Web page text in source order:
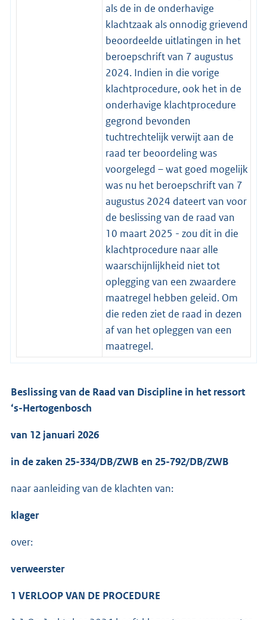
als de in de onderhavige
klachtzaak als onnodig grievend
beoordeelde uitlatingen in het
beroepschrift van 7 augustus
2024. Indien in die vorige
klachtprocedure, ook het in de
onderhavige klachtprocedure
gegrond bevonden
tuchtrechtelijk verwijt aan de
raad ter beoordeling was
voorgelegd – wat goed mogelijk
was nu het beroepschrift van 7
augustus 2024 dateert van voor
de beslissing van de raad van
10 maart 2025 - zou dit in die
klachtprocedure naar alle
waarschijnlijkheid niet tot
oplegging van een zwaardere
maatregel hebben geleid. Om
die reden ziet de raad in dezen
af van het opleggen van een
maatregel.
Beslissing van de Raad van Discipline in het ressort
‘s-Hertogenbosch
van 12 januari 2026
in de zaken 25-334/DB/ZWB en 25-792/DB/ZWB
naar aanleiding van de klachten van:
klager
over:
verweerster
1 VERLOOP VAN DE PROCEDURE